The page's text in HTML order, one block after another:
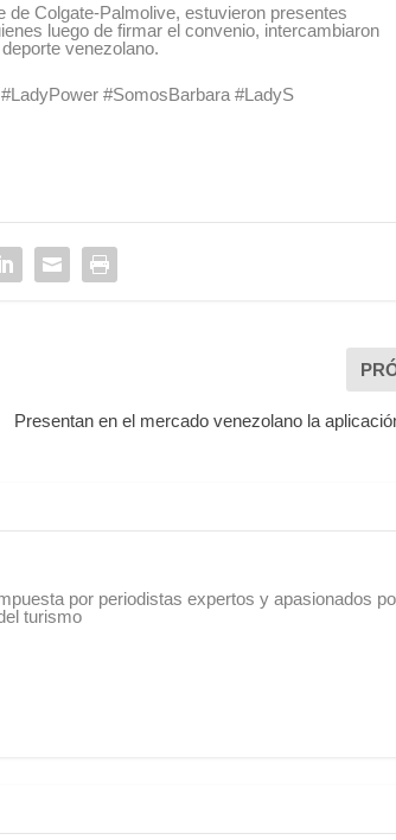
de Colgate-Palmolive, estuvieron presentes
luego de firmar el convenio, intercambiaron
venezolano.
#LadyPower #SomosBarbara #LadyS
Presentan en el mercado venezolano la
por periodistas expertos y apasionados
turismo